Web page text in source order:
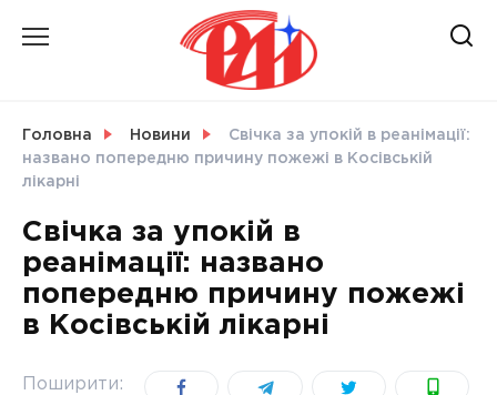
СВІТ
УКРАЇНА
Головна Новини
Свічка за упокій в реанімації:
названо попередню причину пожежі в Косівській
лікарні
Свічка за упокій в
реанімації: названо
попередню причину пожежі
в Косівській лікарні
Поширити: